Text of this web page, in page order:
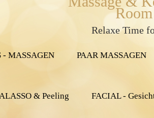
Room
Relaxe Time
- MASSAGEN PAAR MASSAGEN
& Peeling FACIAL -